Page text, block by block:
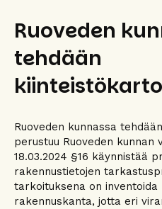
Ruoveden
tehdään
Ruoveden kunnassa
perustuu Ruoveden kunnan
18.03.2024 §16 käynnistää
rakennustietojen
tarkoituksena on
rakennuskanta, jotta eri